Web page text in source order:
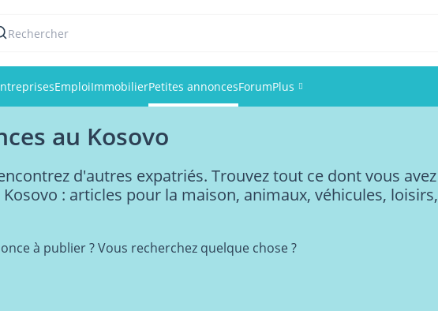
Rechercher
EmploiImmobilierPetites annoncesForumPlus
Membres
au Kosovo
d'autres expatriés. Trouvez tout ce dont vous avez
: articles pour la maison, animaux, véhicules, loisirs,
à publier ? Vous recherchez quelque chose ?